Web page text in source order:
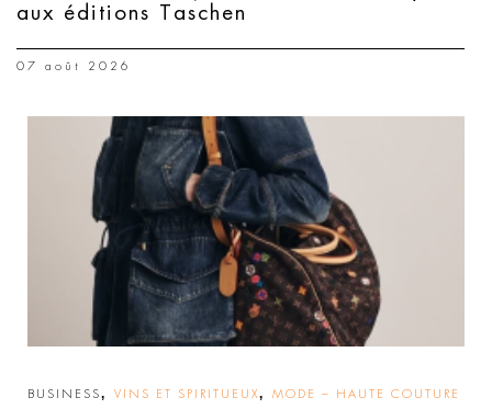
aux éditions Taschen
07 août 2026
BUSINESS, VINS ET SPIRITUEUX, MODE – HAUTE COUTURE